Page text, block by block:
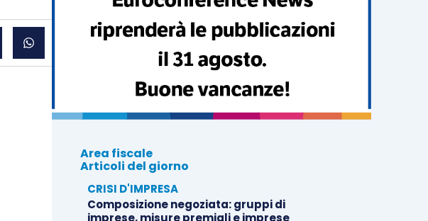
Area fiscale
Articoli del giorno
CRISI D'IMPRESA
Composizione negoziata: gruppi di
imprese, misure premiali e imprese